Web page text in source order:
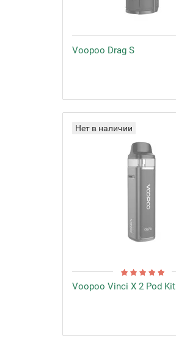
Voopoo Drag S
Нет в наличии
Voopoo Vinci X 2 Pod Kit